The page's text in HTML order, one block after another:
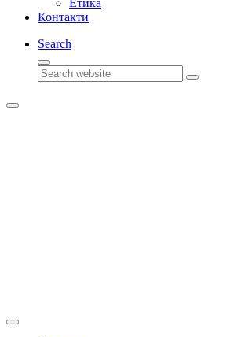
Етика
Контакти
Search
Search